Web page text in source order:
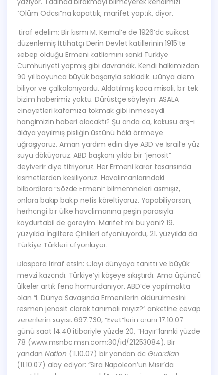
yazıyor. Tadında bırakmayı bilmeyerek kendimizi
“Ölüm Odası”na kapattık, marifet yaptık, diyor.
İtiraf edelim: Bir kısmı M. Kemal’e de 1926’da suikast
düzenlemiş İttihatçı Derin Devlet katillerinin 1915’te
sebep olduğu Ermeni katliamını sanki Türkiye
Cumhuriyeti yapmış gibi davrandık. Kendi halkımızdan
90 yıl boyunca büyük başarıyla sakladık. Dünya alem
biliyor ve çalkalanıyordu. Aldatılmış koca misali, bir tek
bizim haberimiz yoktu. Dürüstçe söyleyin: ASALA
cinayetleri kafamıza tokmak gibi inmeseydi
hangimizin haberi olacaktı? Şu anda da, kokusu arş-ı
âlâya yayılmış pisliğin üstünü hâlâ örtmeye
uğraşıyoruz. Aman yardım edin diye ABD ve İsrail’e yüz
suyu döküyoruz. ABD başkanı yılda bir “jenosit”
deyiverir diye titriyoruz. Her Ermeni karar tasarısında
kısmetlerden kesiliyoruz. Havalimanlarındaki
bilbordlara “Sözde Ermeni” bilmemneleri asmışız,
onlara bakıp bakıp nefis köreltiyoruz. Yapabiliyorsan,
herhangi bir ülke havalimanına peşin parasıyla
koydurtabil de göreyim. Marifet mi bu yani? 19.
yüzyılda İngiltere Çinlileri afyonluyordu, 21. yüzyılda da
Türkiye Türkleri afyonluyor.
Diaspora itiraf etsin: Olayı dünyaya tanıttı ve büyük
mevzi kazandı. Türkiye’yi köşeye sıkıştırdı. Ama üçüncü
ülkeler artık fena homurdanıyor. ABD’de yapılmakta
olan “I. Dünya Savaşında Ermenilerin öldürülmesini
resmen jenosit olarak tanımalı mıyız?” anketine cevap
verenlerin sayısı: 697.730, “Evet”lerin oranı 17.10.07
günü saat 14.40 itibariyle yüzde 20, “Hayır”larınki yüzde
78 (www.msnbc.msn.com:80/id/21253084). Bir
yandan Nation (11.10.07) bir yandan da Guardian
(11.10.07) alay ediyor: “Sıra Napoleon’un Mısır’da